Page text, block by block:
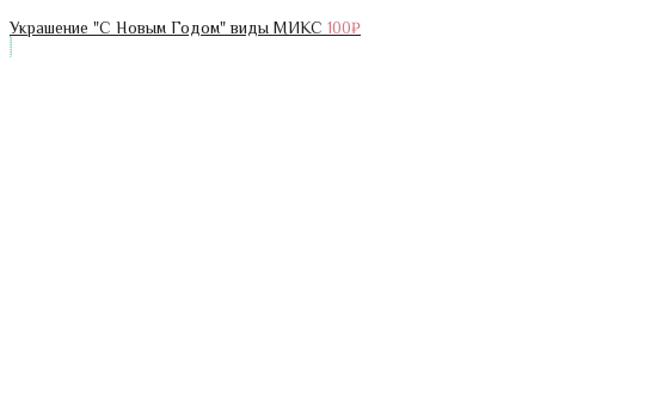
Украшение "С Новым Годом" виды МИКС 100₽